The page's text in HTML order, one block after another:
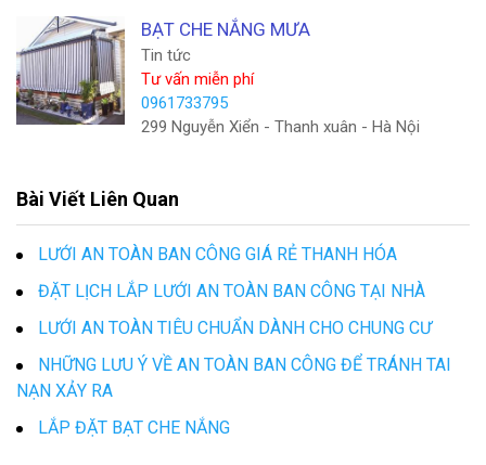
BẠT CHE NẮNG MƯA
Tin tức
Tư vấn miễn phí
0961733795
299 Nguyễn Xiển - Thanh xuân - Hà Nội
Bài Viết Liên Quan
LƯỚI AN TOÀN BAN CÔNG GIÁ RẺ THANH HÓA
ĐẶT LỊCH LẮP LƯỚI AN TOÀN BAN CÔNG TẠI NHÀ
LƯỚI AN TOÀN TIÊU CHUẨN DÀNH CHO CHUNG CƯ
NHỮNG LƯU Ý VỀ AN TOÀN BAN CÔNG ĐỂ TRÁNH TAI
NẠN XẢY RA
LẮP ĐẶT BẠT CHE NẮNG